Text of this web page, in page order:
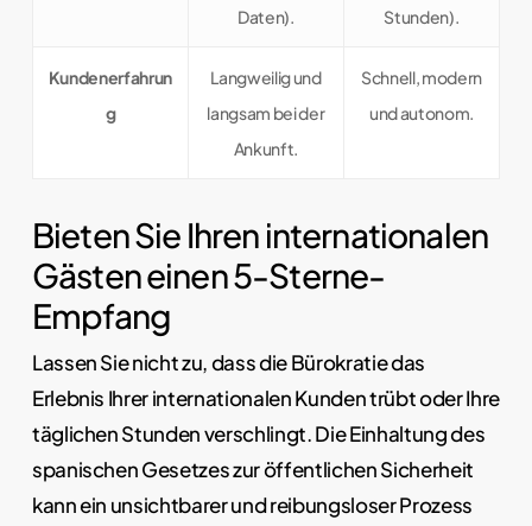
Daten).
Stunden).
Kundenerfahrun
g
Langweilig und
langsam bei der
Ankunft.
Schnell, modern
und autonom.
Bieten Sie Ihren internationalen
Gästen einen 5-Sterne-
Empfang
Lassen Sie nicht zu, dass die Bürokratie das
Erlebnis Ihrer internationalen Kunden trübt oder Ihre
täglichen Stunden verschlingt. Die Einhaltung des
spanischen Gesetzes zur öffentlichen Sicherheit
kann ein unsichtbarer und reibungsloser Prozess